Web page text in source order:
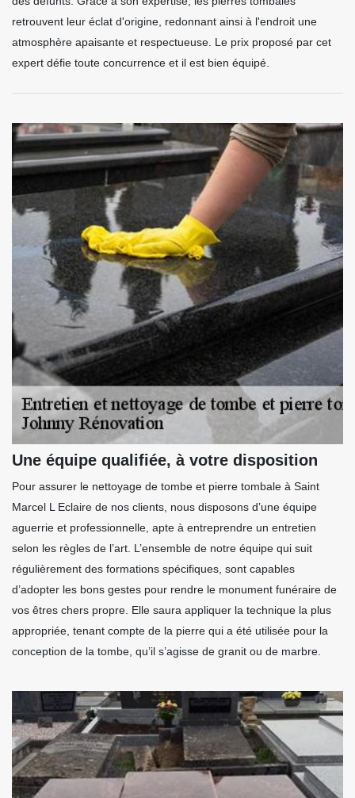
retrouvent leur éclat d'origine, redonnant ainsi à l'endroit une
atmosphère apaisante et respectueuse. Le prix proposé par cet
expert défie toute concurrence et il est bien équipé.
Une équipe qualifiée, à votre disposition
Pour assurer le nettoyage de tombe et pierre tombale à Saint
Marcel L Eclaire de nos clients, nous disposons d’une équipe
aguerrie et professionnelle, apte à entreprendre un entretien
selon les règles de l’art. L’ensemble de notre équipe qui suit
régulièrement des formations spécifiques, sont capables
d’adopter les bons gestes pour rendre le monument funéraire de
vos êtres chers propre. Elle saura appliquer la technique la plus
appropriée, tenant compte de la pierre qui a été utilisée pour la
conception de la tombe, qu’il s’agisse de granit ou de marbre.